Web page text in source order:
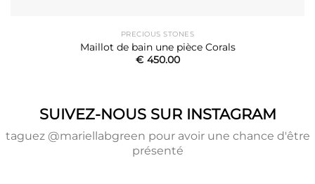
PRECIOUS STONES
Maillot de bain une pièce Corals
€ 450.00
SUIVEZ-NOUS SUR INSTAGRAM
taguez @mariellabgreen pour avoir une chance d'être
présenté